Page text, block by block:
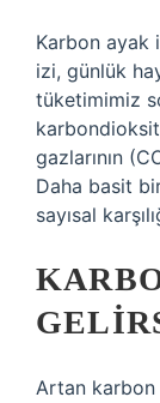
Karbon ayak
izi, günlük
tüketimimiz
gazlarının
Daha basit
sayısal
Artan karbon